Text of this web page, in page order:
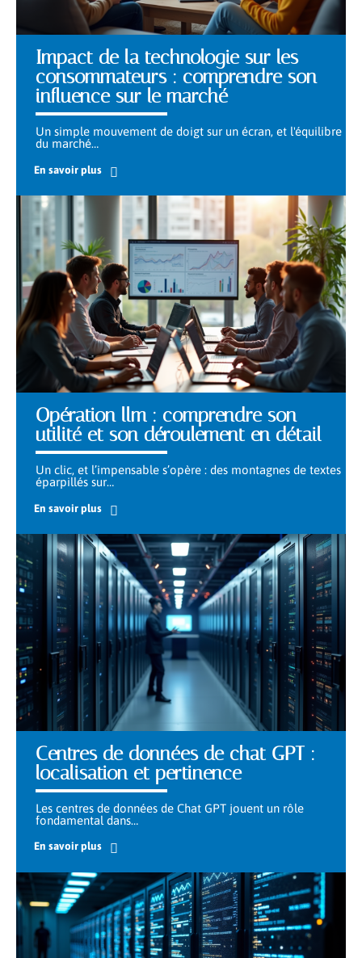
Impact de la technologie sur les
consommateurs : comprendre son
influence sur le marché
Un simple mouvement de doigt sur un écran, et l'équilibre
du marché…
En savoir plus
Opération llm : comprendre son
utilité et son déroulement en détail
Un clic, et l’impensable s’opère : des montagnes de textes
éparpillés sur…
En savoir plus
Centres de données de chat GPT :
localisation et pertinence
Les centres de données de Chat GPT jouent un rôle
fondamental dans…
En savoir plus